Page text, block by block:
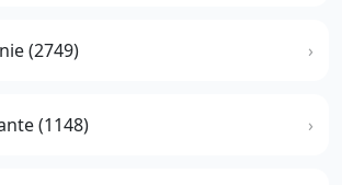
(2749)
(1148)